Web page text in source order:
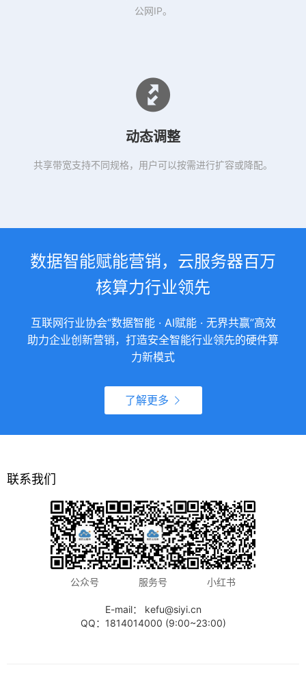
公网IP。
动态调整
共享带宽支持不同规格，用户可以按需进行扩容或降配。
数据智能赋能营销，云服务器百万
核算力行业领先
互联网行业协会“数据智能 · AI赋能 · 无界共赢”高效
助力企业创新营销，打造安全智能行业领先的硬件算
力新模式
了解更多
联系我们
公众号 服务号 小红书
E-mail： kefu@siyi.cn
QQ：1814014000 (9:00~23:00)